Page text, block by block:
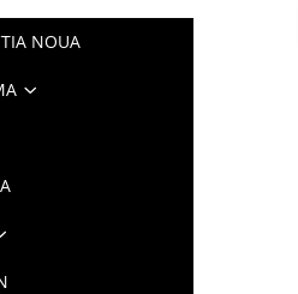
NOUA